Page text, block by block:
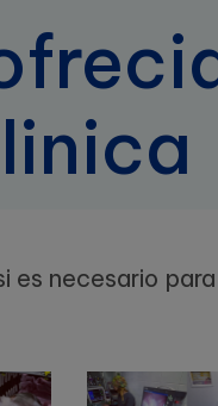
necesario